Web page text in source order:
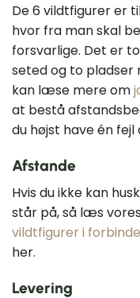
De 6 vildtfigurer er
hvor fra man skal
forsvarlige. Det er
seted og to pladser
kan læse mere om
at bestå
du højst have én fejl
Afstande
Hvis du ikke kan
står på, så læs
vildtfigurer i
her.
Levering